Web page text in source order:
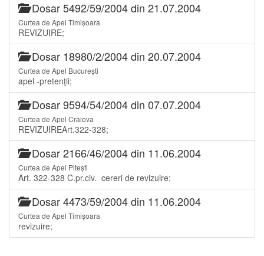
Dosar 5492/59/2004 din 21.07.2004
Curtea de Apel Timișoara
REVIZUIRE;
Dosar 18980/2/2004 din 20.07.2004
Curtea de Apel București
apel -pretenţii;
Dosar 9594/54/2004 din 07.07.2004
Curtea de Apel Craiova
REVIZUIREArt.322-328;
Dosar 2166/46/2004 din 11.06.2004
Curtea de Apel Pitești
Art. 322-328 C.pr.civ. cereri de revizuire;
Dosar 4473/59/2004 din 11.06.2004
Curtea de Apel Timișoara
revizuire;